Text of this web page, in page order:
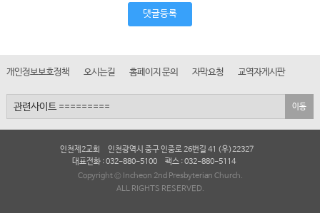
댓글등록
개인정보보호정책 오시는길 홈페이지 문의 자막요청 교역자게시판
이동
인천제2교회
인천광역시 중구 인중로 26번길 41 (우)22327
대표전화 : 032-880-5100
팩스 : 032-880-5114
Copyright © Incheon 2nd Presbyterian Church.
ALL RIGHTS RESERVED.